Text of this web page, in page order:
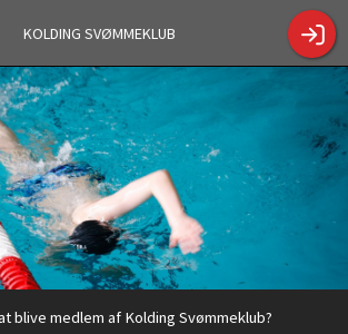
KOLDING SVØMMEKLUB
kol
blive medlem af Kolding Svømmeklub?